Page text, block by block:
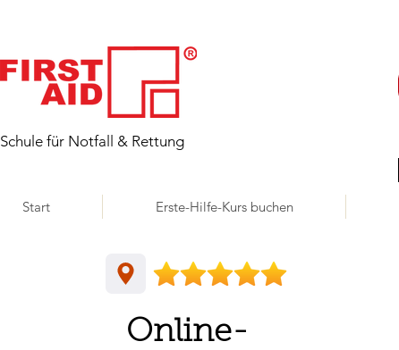
​Schule für Notfall & Rettung
Start Erste-Hilfe-Kurs buchen
Online-